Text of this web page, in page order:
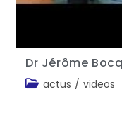
Dr Jérôme
actus / videos